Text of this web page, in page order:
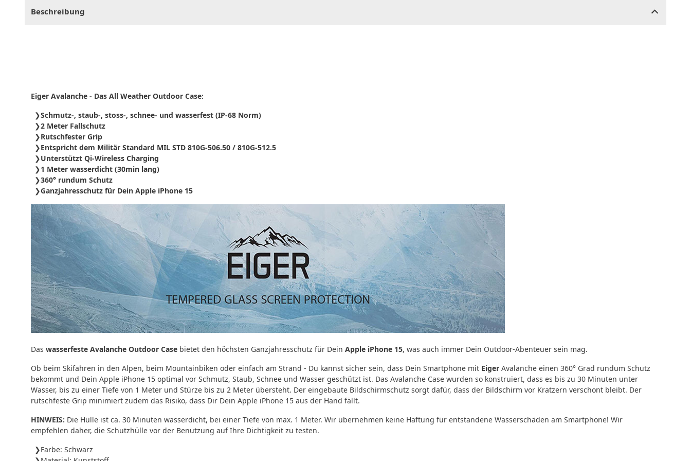
Beschreibung
Eiger Avalanche - Das All Weather Outdoor Case:
Schmutz-, staub-, stoss-, schnee- und wasserfest (IP-68 Norm)
2 Meter Fallschutz
Rutschfester Grip
Entspricht dem Militär Standard MIL STD 810G-506.50 / 810G-512.5
Unterstützt Qi-Wireless Charging
1 Meter wasserdicht (30min lang)
360° rundum Schutz
Ganzjahresschutz für Dein Apple iPhone 15
Das wasserfeste Avalanche Outdoor Case bietet den höchsten Ganzjahresschutz für Dein Apple iPhone 15, was auch immer Dein Outdoor-Abenteuer sein mag.
Ob beim Skifahren in den Alpen, beim Mountainbiken oder einfach am Strand - Du kannst sicher sein, dass Dein Smartphone mit Eiger Avalanche einen 360° Grad rundum Schutz
bekommt und Dein Apple iPhone 15 optimal vor Schmutz, Staub, Schnee und Wasser geschützt ist. Das Avalanche Case wurden so konstruiert, dass es bis zu 30 Minuten unter
Wasser, bis zu einer Tiefe von 1 Meter und Stürze bis zu 2 Meter übersteht. Der eingebaute Bildschirmschutz sorgt dafür, dass der Bildschirm vor Kratzern verschont bleibt. Der
rutschfeste Grip minimiert zudem das Risiko, dass Dir Dein Apple iPhone 15 aus der Hand fällt.
HINWEIS: Die Hülle ist ca. 30 Minuten wasserdicht, bei einer Tiefe von max. 1 Meter. Wir übernehmen keine Haftung für entstandene Wasserschäden am Smartphone! Wir
empfehlen daher, die Schutzhülle vor der Benutzung auf Ihre Dichtigkeit zu testen.
Farbe: Schwarz